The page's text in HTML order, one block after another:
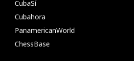
CubaSí
Cubahora
PanamericanWorld
ChessBase